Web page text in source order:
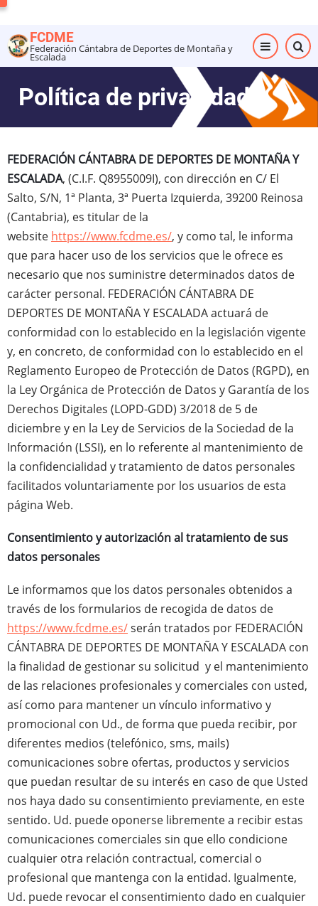
al
contenido
principal
FCDME
Federación Cántabra de Deportes de Montaña y
Escalada
Política de privacidad
FEDERACIÓN CÁNTABRA DE DEPORTES DE MONTAÑA Y
ESCALADA, (C.I.F. Q8955009I), con dirección en C/ El
Salto, S/N, 1ª Planta, 3ª Puerta Izquierda, 39200 Reinosa
(Cantabria), es titular de la
website https://www.fcdme.es/, y como tal, le informa
que para hacer uso de los servicios que le ofrece es
necesario que nos suministre determinados datos de
carácter personal. FEDERACIÓN CÁNTABRA DE
DEPORTES DE MONTAÑA Y ESCALADA actuará de
conformidad con lo establecido en la legislación vigente
y, en concreto, de conformidad con lo establecido en el
Reglamento Europeo de Protección de Datos (RGPD), en
la Ley Orgánica de Protección de Datos y Garantía de los
Derechos Digitales (LOPD-GDD) 3/2018 de 5 de
diciembre y en la Ley de Servicios de la Sociedad de la
Información (LSSI), en lo referente al mantenimiento de
la confidencialidad y tratamiento de datos personales
facilitados voluntariamente por los usuarios de esta
página Web.
Consentimiento y autorización al tratamiento de sus
datos personales
Le informamos que los datos personales obtenidos a
través de los formularios de recogida de datos de
https://www.fcdme.es/serán tratados por FEDERACIÓN
CÁNTABRA DE DEPORTES DE MONTAÑA Y ESCALADA con
la finalidad de gestionar su solicitud y el mantenimiento
de las relaciones profesionales y comerciales con usted,
así como para mantener un vínculo informativo y
promocional con Ud., de forma que pueda recibir, por
diferentes medios (telefónico, sms, mails)
comunicaciones sobre ofertas, productos y servicios
que puedan resultar de su interés en caso de que Usted
nos haya dado su consentimiento previamente, en este
sentido. Ud. puede oponerse libremente a recibir estas
comunicaciones comerciales sin que ello condicione
cualquier otra relación contractual, comercial o
profesional que mantenga con la entidad. Igualmente,
Ud. puede revocar el consentimiento dado en cualquier